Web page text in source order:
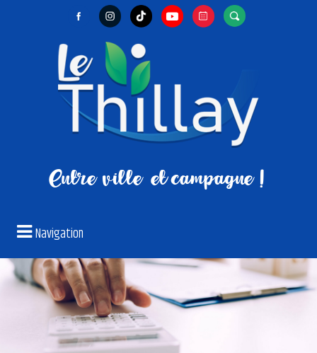
Entre ville et campagne !
Navigation